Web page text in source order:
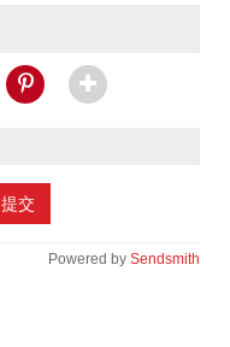
提交
Powered by Sendsmith